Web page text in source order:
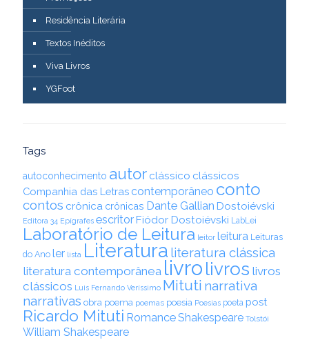
Residência Literária
Textos Inéditos
Viva Livros
YGFoot
Tags
autoconhecimento autor clássico clássicos
Companhia das Letras contemporâneo conto
contos crônica crônicas Dante Gallian Dostoiévski
Editora 34 Epígrafes escritor Fiódor Dostoiévski LabLei
Laboratório de Leitura leitor leitura Leituras
do Ano ler lista Literatura literatura clássica
literatura contemporânea livro livros livros
clássicos Luis Fernando Veríssimo Mituti narrativa
narrativas obra poema poemas poesia Poesias poeta post
Ricardo Mituti RomanceShakespeare Tolstói
William Shakespeare